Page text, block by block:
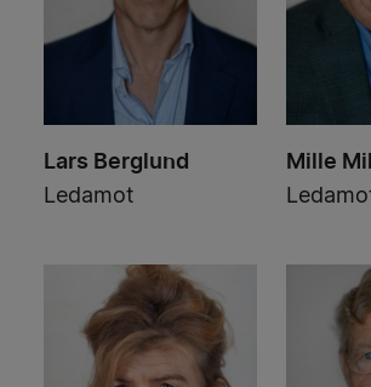
Lars Berglund
Ledamot
Mille